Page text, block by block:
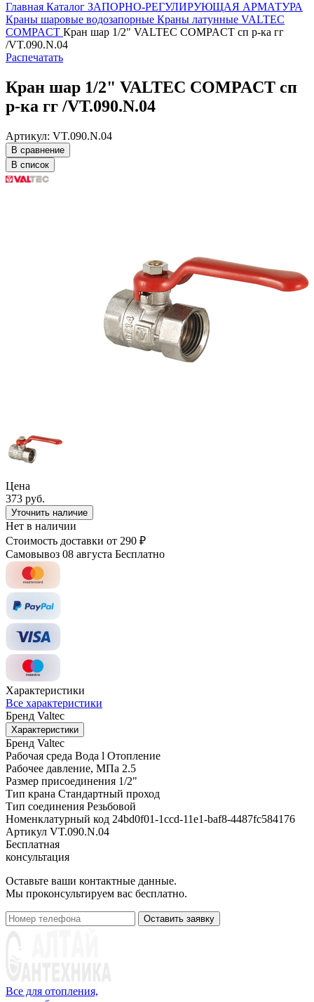
Главная Каталог ЗАПОРНО-РЕГУЛИРУЮЩАЯ АРМАТУРА
Краны шаровые водозапорные Краны латунные VALTEC
COMPACT Кран шар 1/2" VALTEC COMPACT сп р-ка гг
/VT.090.N.04
Распечатать
Кран шар 1/2" VALTEC COMPACT сп
р-ка гг /VT.090.N.04
Артикул: VT.090.N.04
В сравнение
В список
Цена
373 руб.
Уточнить наличие
Нет в наличии
Стоимость доставки от 290 ₽
Самовывоз 08 августа Бесплатно
Характеристики
Все характеристики
Бренд Valtec
Характеристики
Бренд Valtec
Рабочая среда Вода l Отопление
Рабочее давление, МПа 2.5
Размер присоединения 1/2"
Тип крана Стандартный проход
Тип соединения Резьбовой
Номенклатурный код 24bd0f01-1ccd-11e1-baf8-4487fc584176
Артикул VT.090.N.04
Бесплатная
консультация
Оставьте ваши контактные данные.
Мы проконсультируем вас бесплатно.
Оставить заявку
Все для отопления,